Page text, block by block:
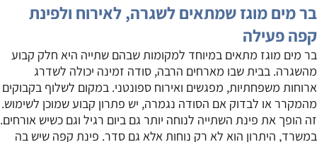
בר מים מוגז שמתאים לשגרה, לאירוח ולפינת
קפה פעילה
בר מים מוגז מתאים במיוחד למקומות שבהם שתייה היא חלק קבוע
מהשגרה. בבית שבו מארחים הרבה, סודה זמינה יכולה לשדרג
ארוחות משפחתיות, מפגשים ואירוח ספונטני. במקום לשלוף בקבוקים
מהמקרר או לבדוק אם הסודה נגמרה, יש פתרון קבוע שמוכן לשימוש.
זה הופך את פינת השתייה לנוחה יותר גם ביום רגיל וגם כשיש אורחים.
במשרד, היתרון הוא לא רק נוחות אלא גם סדר. פינת קפה שיש בה